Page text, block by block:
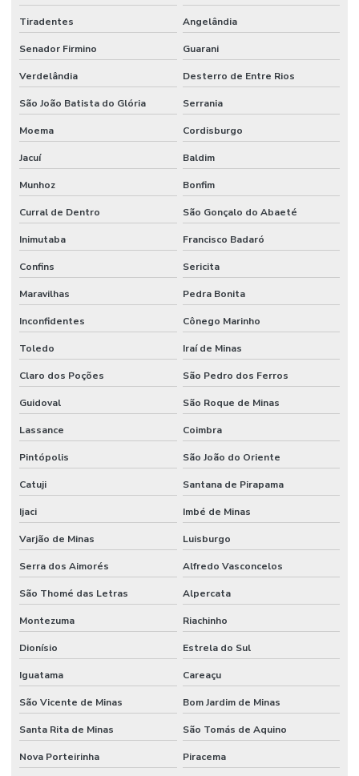
Tiradentes Angelândia
Senador Firmino Guarani
Verdelândia Desterro de Entre Rios
São João Batista do Glória Serrania
Moema Cordisburgo
Jacuí Baldim
Munhoz Bonfim
Curral de Dentro São Gonçalo do Abaeté
Inimutaba Francisco Badaró
Confins Sericita
Maravilhas Pedra Bonita
Inconfidentes Cônego Marinho
Toledo Iraí de Minas
Claro dos Poções São Pedro dos Ferros
Guidoval São Roque de Minas
Lassance Coimbra
Pintópolis São João do Oriente
Catuji Santana de Pirapama
Ijaci Imbé de Minas
Varjão de Minas Luisburgo
Serra dos Aimorés Alfredo Vasconcelos
São Thomé das Letras Alpercata
Montezuma Riachinho
Dionísio Estrela do Sul
Iguatama Careaçu
São Vicente de Minas Bom Jardim de Minas
Santa Rita de Minas São Tomás de Aquino
Nova Porteirinha Piracema